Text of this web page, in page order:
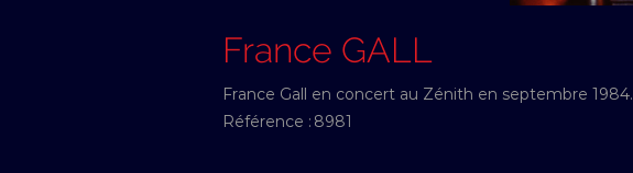
France GALL
France Gall en concert au Zénith en septembre 1984.
Référence : 8981